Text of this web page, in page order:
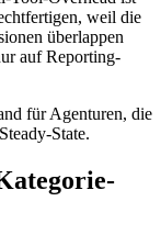
weil die
überlappen
auf Reporting-
für Agenturen, die
State.